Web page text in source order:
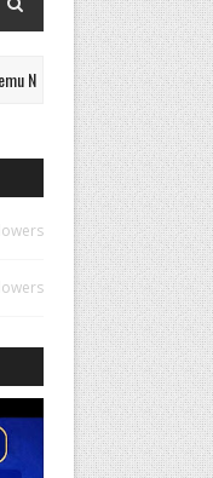
Pemerintahan Adat dan Politik